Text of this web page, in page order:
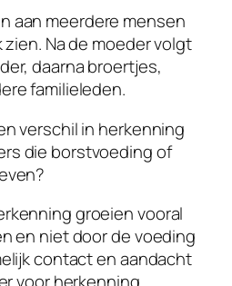
aan meerdere mensen
zien. Na de moeder volgt
daarna broertjes,
familieleden.
verschil in herkenning
die borstvoeding of
groeien vooral
en niet door de voeding
contact en aandacht